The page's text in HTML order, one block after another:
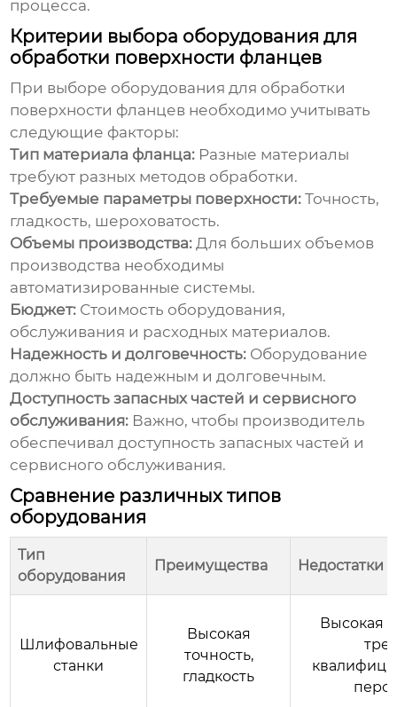
процесса.
Критерии выбора оборудования для
обработки поверхности фланцев
При выборе оборудования для обработки
поверхности фланцев необходимо учитывать
следующие факторы:
Тип материала фланца: Разные материалы
требуют разных методов обработки.
Требуемые параметры поверхности: Точность,
гладкость, шероховатость.
Объемы производства: Для больших объемов
производства необходимы
автоматизированные системы.
Бюджет: Стоимость оборудования,
обслуживания и расходных материалов.
Надежность и долговечность: Оборудование
должно быть надежным и долговечным.
Доступность запасных частей и сервисного
обслуживания: Важно, чтобы производитель
обеспечивал доступность запасных частей и
сервисного обслуживания.
Сравнение различных типов
оборудования
Тип
оборудования
Преимущества Недостатки
Шлифовальные
станки
Высокая
точность,
гладкость
Высокая